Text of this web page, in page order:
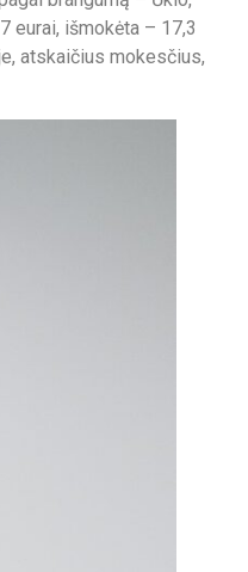
eurai, išmokėta – 17,3
atskaičius mokesčius,